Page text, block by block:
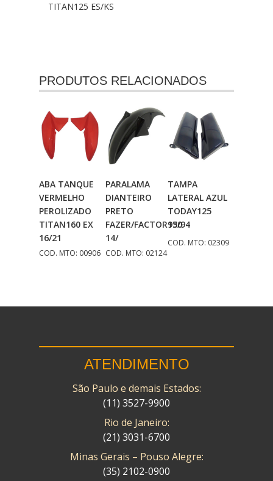
TITAN125 ES/KS
PRODUTOS RELACIONADOS
Adicionar
Ao Carrinho
ABA TANQUE
VERMELHO
PEROLIZADO
TITAN160 EX
16/21
COD. MTO: 00906
Adicionar
Ao Carrinho
PARALAMA
DIANTEIRO
PRETO
FAZER/FACTOR150
14/
COD. MTO: 02124
Adicionar
Ao Carrinho
TAMPA
LATERAL AZUL
TODAY125
93/94
COD. MTO: 02309
ATENDIMENTO
São Paulo e demais Estados:
(11) 3527-9900
Rio de Janeiro:
(21) 3031-6700
Minas Gerais – Pouso Alegre:
(35) 2102-0900